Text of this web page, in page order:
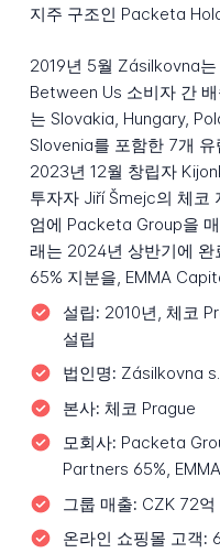
지주 구조인 Packeta
2019년 5월 Zásilkovna
Between Us 소비자 간
는 Slovakia, Hungary,
Slovenia를 포함한 7개
2023년 12월 창립자
투자자 Jiří Šmejc의 체코
엄에 Packeta Group을
래는 2024년 상반기에
65% 지분을, EMMA
설립: 2010년, 체코
설립
법인명: Zásilkovna
본사: 체코 Prague
모회사: Packeta
Partners 65%,
그룹 매출: CZK 72
온라인 쇼핑몰 고객: